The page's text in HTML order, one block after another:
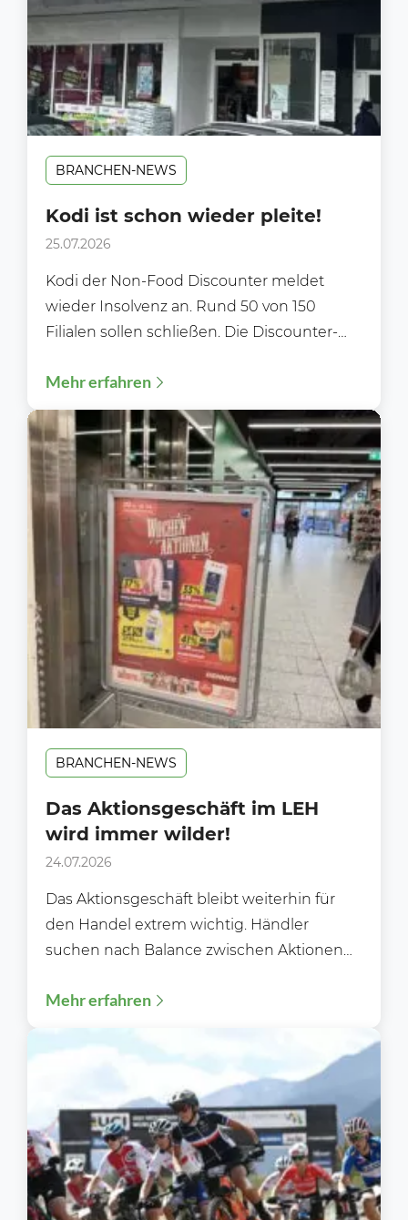
BRANCHEN-NEWS
Kodi ist schon wieder pleite!
25.07.2026
Kodi der Non-Food Discounter meldet
wieder Insolvenz an. Rund 50 von 150
Filialen sollen schließen. Die Discounter-
Mehr erfahren
BRANCHEN-NEWS
Das Aktionsgeschäft im LEH
wird immer wilder!
24.07.2026
Das Aktionsgeschäft bleibt weiterhin für
den Handel extrem wichtig. Händler
suchen nach Balance zwischen Aktionen
Lebensmittelhandel bleiben Aktionspreise
und...
Mehr erfahren